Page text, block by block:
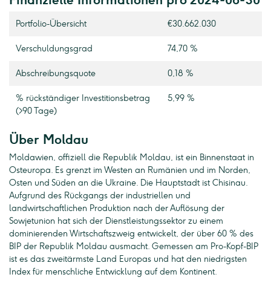
Portfolio-Übersicht €30.662.030
Verschuldungsgrad 74,70 %
Abschreibungsquote 0,18 %
% rückständiger Investitionsbetrag
(>90 Tage)
5,99 %
Über Moldau
Moldawien, offiziell die Republik Moldau, ist ein Binnenstaat in
Osteuropa. Es grenzt im Westen an Rumänien und im Norden,
Osten und Süden an die Ukraine. Die Hauptstadt ist Chisinau.
Aufgrund des Rückgangs der industriellen und
landwirtschaftlichen Produktion nach der Auflösung der
Sowjetunion hat sich der Dienstleistungssektor zu einem
dominierenden Wirtschaftszweig entwickelt, der über 60 % des
BIP der Republik Moldau ausmacht. Gemessen am Pro-Kopf-BIP
ist es das zweitärmste Land Europas und hat den niedrigsten
Index für menschliche Entwicklung auf dem Kontinent.